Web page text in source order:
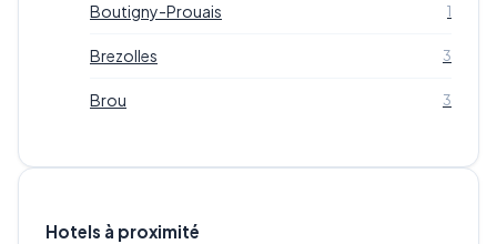
Boutigny-Prouais 1
Brezolles 3
Brou 3
Hotels à proximité